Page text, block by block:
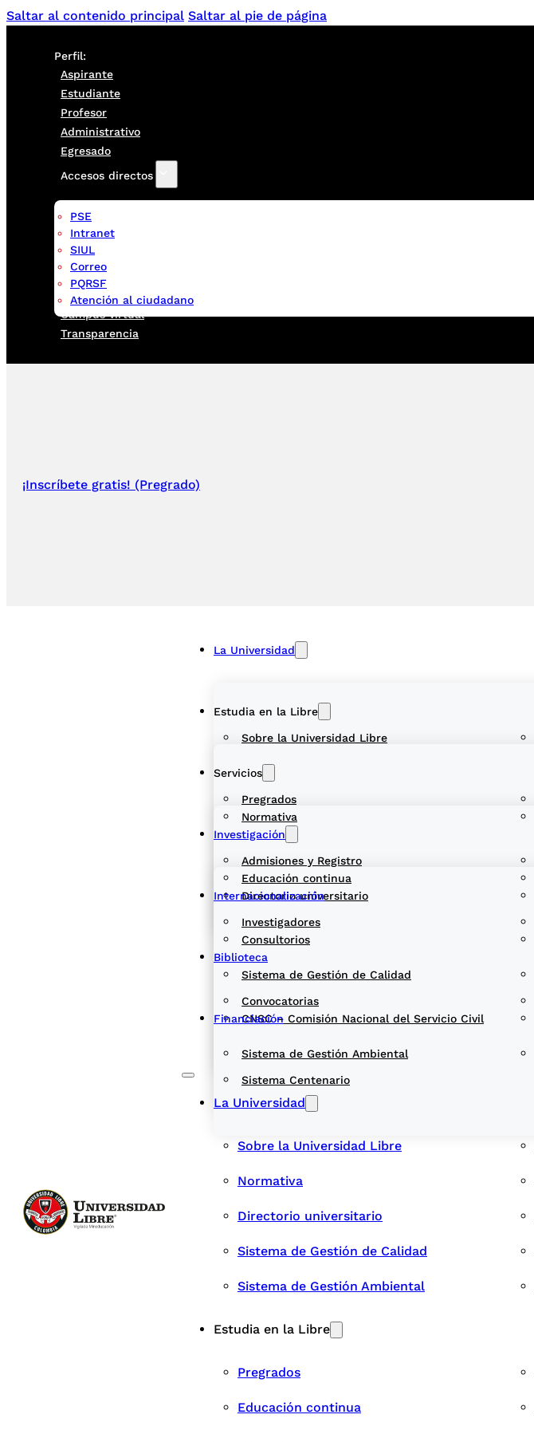
Saltar al contenido principal Saltar al pie de página
Perfil:
Aspirante
Estudiante
Profesor
Administrativo
Egresado
Accesos directos
PSE
Intranet
SIUL
Correo
PQRSF
Atención al ciudadano
Campus virtual
Transparencia
¡Inscríbete gratis! (Pregrado)
La Universidad
Sobre la Universidad Libre
Normativa
Directorio universitario
Sistema de Gestión de Calidad
Sistema de Gestión Ambiental
Estudia en la Libre
Pregrados
Educación continua
Servicios
Admisiones y Registro
Consultorios
CNSC – Comisión Nacional del Servicio Civil
Investigación
Investigadores
Convocatorias
Sistema Centenario
Internacionalización
Biblioteca
Financiación
La Universidad
Sobre la Universidad Libre
Normativa
Directorio universitario
Sistema de Gestión de Calidad
Sistema de Gestión Ambiental
Estudia en la Libre
Pregrados
Educación continua